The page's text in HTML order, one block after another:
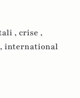
, crise ,
international